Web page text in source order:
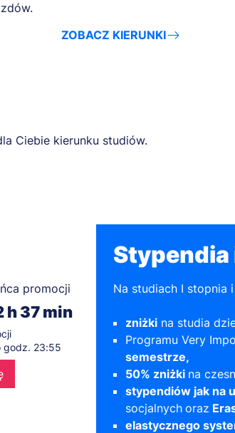
ZOBACZ KIERUNKI
Ciebie kierunku studiów.
promocji
h37min
godz. 23:55
Stypendia
Na studiach I stopnia
zniżki na studia
Programu Very
semestrze,
50% zniżki na
stypendiów jak na
socjalnych oraz
elastycznego